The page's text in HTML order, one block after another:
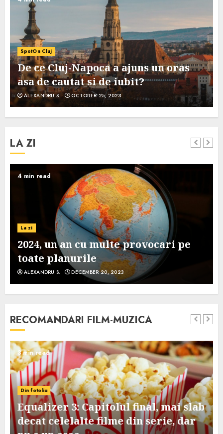
SpotOn Cluj
De ce Cluj-Napoca a ajuns un oras
asa de cautat si de iubit?
ALEXANDRU S. OCTOBER 25, 2023
LA ZI
4 min read
La zi
2024, un an cu multe provocari pe
toate planurile
ALEXANDRU S. DECEMBER 20, 2023
RECOMANDARI FILM-MUZICA
3 min read
Din fotoliu
Equalizer 3: Capitolul final, mai slab
decat celelalte filme din serie, dar